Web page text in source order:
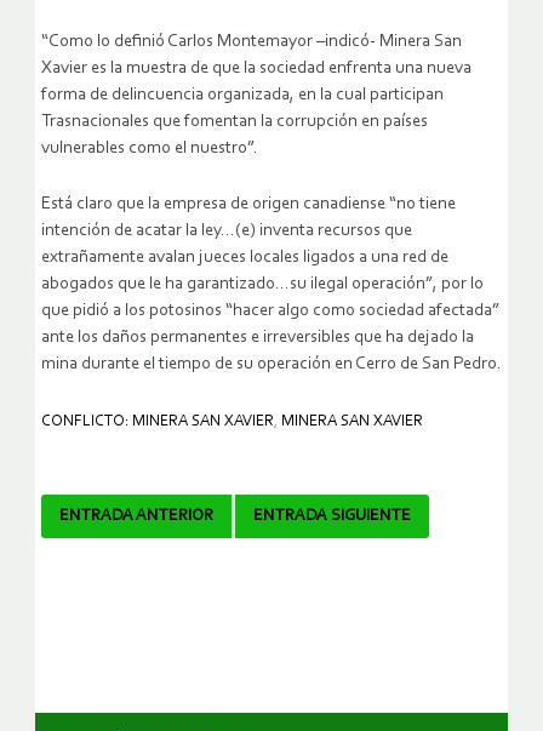
“Como lo definió Carlos Montemayor –indicó- Minera San
Xavier es la muestra de que la sociedad enfrenta una nueva
forma de delincuencia organizada, en la cual participan
Trasnacionales que fomentan la corrupción en países
vulnerables como el nuestro”.
Está claro que la empresa de origen canadiense “no tiene
intención de acatar la ley…(e) inventa recursos que
extrañamente avalan jueces locales ligados a una red de
abogados que le ha garantizado…su ilegal operación”, por lo
que pidió a los potosinos “hacer algo como sociedad afectada”
ante los daños permanentes e irreversibles que ha dejado la
mina durante el tiempo de su operación en Cerro de San Pedro.
CONFLICTO: MINERA SAN XAVIER, MINERA SAN XAVIER
Navegador
ENTRADA ANTERIOR ENTRADA SIGUIENTE